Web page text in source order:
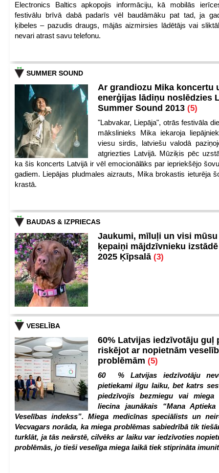
Electronics Baltics apkopojis informāciju, kā mobilās
festivālu brīvā dabā padarīs vēl baudāmāku pat tad, ja
ķibeles – pazudis draugs, mājās aizmirsies lādētājs vai
nevari atrast savu telefonu.
SUMMER SOUND
Ar grandiozu Mika koncertu
enerģijas lādiņu noslēdzies
Summer Sound 2013 (5)
"Labvakar, Liepāja", otrās festivāla
mākslinieks Mika iekaroja
viesu sirdis, latviešu valodā
atgriezties Latvijā. Mūziķis pēc
ka šis koncerts Latvijā ir vēl emocionālāks par iepriekšējo
gadiem. Liepājas pludmales aizrauts, Mika brokastis ieturēja
krastā.
BAUDAS & IZPRIECAS
Jaukumi, mīluļi un visi
ķepaiņi mājdzīvnieku
2025 Ķīpsalā (3)
VESELĪBA
60% Latvijas iedzīvotāju guļ
riskējot ar nopietnām
problēmām (5)
60 % Latvijas iedzīvotāju
pietiekami ilgu laiku, bet katrs
piedzīvojis bezmiegu vai miega
liecina jaunākais “Mana
Veselības indekss”. Miega medicīnas speciālists un
Vecvagars norāda, ka miega problēmas sabiedrībā tik
turklāt, ja tās neārstē, cilvēks ar laiku var iedzīvoties
problēmās, jo tieši veselīga miega laikā tiek stiprināta